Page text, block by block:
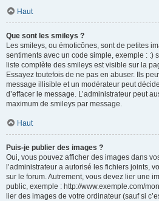
Haut
Que sont les smileys ?
Les smileys, ou émoticônes, sont de petites
sentiments avec un code simple, exemple : :)
liste complète des smileys est visible sur la
Essayez toutefois de ne pas en abuser. Ils
message illisible et un modérateur peut
d’effacer le message. L’administrateur peut
maximum de smileys par message.
Haut
Puis-je publier des images ?
Oui, vous pouvez afficher des images dans
l’administrateur a autorisé les fichiers joints,
sur le forum. Autrement, vous devez lier une
public, exemple : http://www.exemple.com/
lier des images de votre ordinateur (sauf si